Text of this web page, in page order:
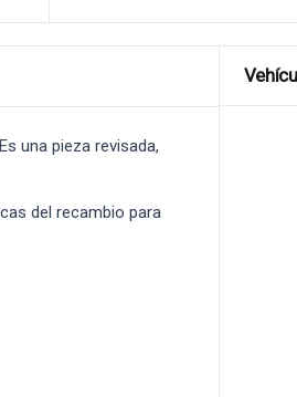
una pieza revisada,
del recambio para